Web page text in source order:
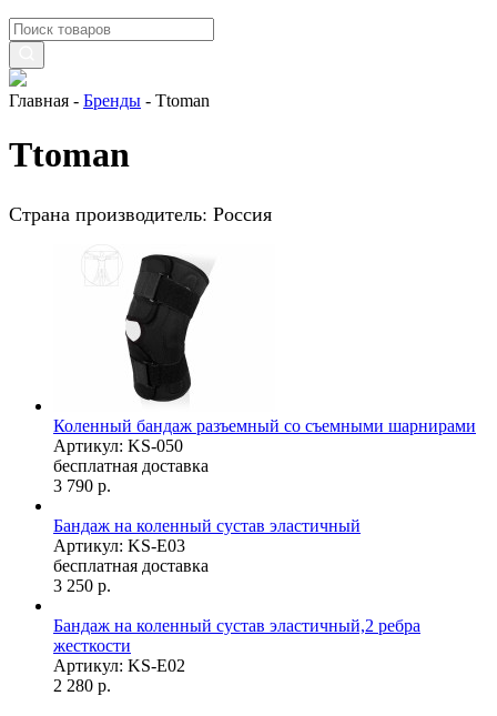
Главная - Бренды - Ttoman
Ttoman
Страна производитель: Россия
Коленный бандаж разъемный со съемными шарнирами
Артикул: KS-050
бесплатная доставка
3 790 р.
Бандаж на коленный сустав эластичный
Артикул: KS-E03
бесплатная доставка
3 250 р.
Бандаж на коленный сустав эластичный,2 ребра
жесткости
Артикул: KS-E02
2 280 р.